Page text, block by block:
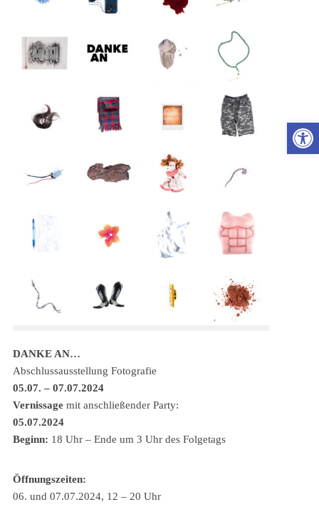
DANKE AN…
Abschlussausstellung Fotografie
05.07. – 07.07.2024
Vernissage mit anschließender Party:
05.07.2024
Beginn: 18 Uhr – Ende um 3 Uhr des Folgetags
Öffnungszeiten:
06. und 07.07.2024, 12 – 20 Uhr